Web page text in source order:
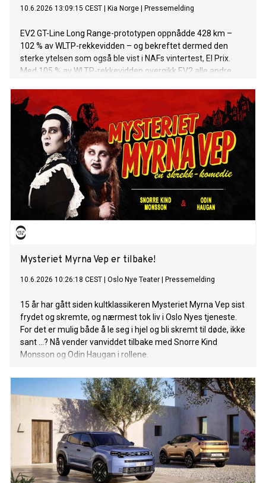
10.6.2026 13:09:15 CEST Kia Norge Pressemelding
EV2 GT-Line Long Range-prototypen oppnådde 428 km –
102 % av WLTP-rekkevidden – og bekreftet dermed den
sterke ytelsen som også ble vist i NAFs vintertest, El Prix.
Med 105 % av WLTP-rekkevidden overgikk EV2 alle andre
Automobil-Forbund (NAF). Resultatene fra NAF bekrefter
Kia EV2s sterke bruksegenskaper i virkeligheten og høye
pålitelighet både til daglig bruk og på lengre ferieturer.
Mysteriet Myrna Vep er tilbake!
10.6.2026 10:26:18 CEST Oslo Nye Teater Pressemelding
15 år har gått siden kultklassikeren Mysteriet Myrna Vep sist
frydet og skremte, og nærmest tok liv i Oslo Nyes tjeneste.
For det er mulig både å le seg i hjel og bli skremt til døde, ikke
sant ...? Nå vender vanviddet tilbake med Snorre Kind
Monsson og Odin Haugan i rollene.